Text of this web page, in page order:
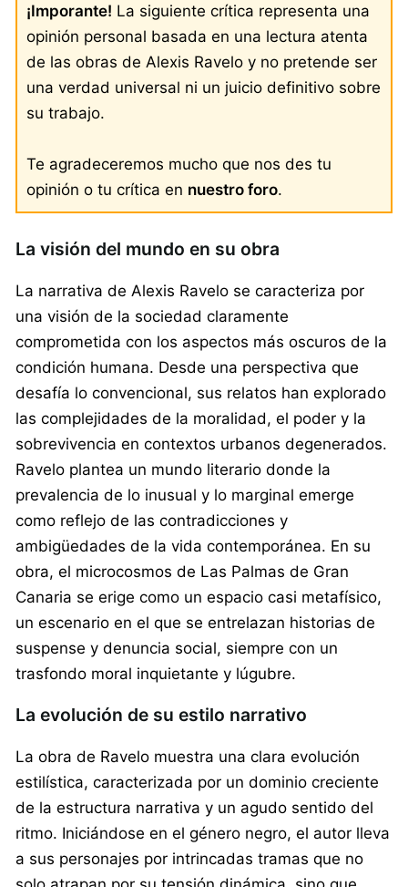
¡Imporante! La siguiente crítica representa una
opinión personal basada en una lectura atenta
de las obras de Alexis Ravelo y no pretende ser
una verdad universal ni un juicio definitivo sobre
su trabajo.
Te agradeceremos mucho que nos des tu
opinión o tu crítica en nuestro foro.
La visión del mundo en su obra
La narrativa de Alexis Ravelo se caracteriza por
una visión de la sociedad claramente
comprometida con los aspectos más oscuros de la
condición humana. Desde una perspectiva que
desafía lo convencional, sus relatos han explorado
las complejidades de la moralidad, el poder y la
sobrevivencia en contextos urbanos degenerados.
Ravelo plantea un mundo literario donde la
prevalencia de lo inusual y lo marginal emerge
como reflejo de las contradicciones y
ambigüedades de la vida contemporánea. En su
obra, el microcosmos de Las Palmas de Gran
Canaria se erige como un espacio casi metafísico,
un escenario en el que se entrelazan historias de
suspense y denuncia social, siempre con un
trasfondo moral inquietante y lúgubre.
La evolución de su estilo narrativo
La obra de Ravelo muestra una clara evolución
estilística, caracterizada por un dominio creciente
de la estructura narrativa y un agudo sentido del
ritmo. Iniciándose en el género negro, el autor lleva
a sus personajes por intrincadas tramas que no